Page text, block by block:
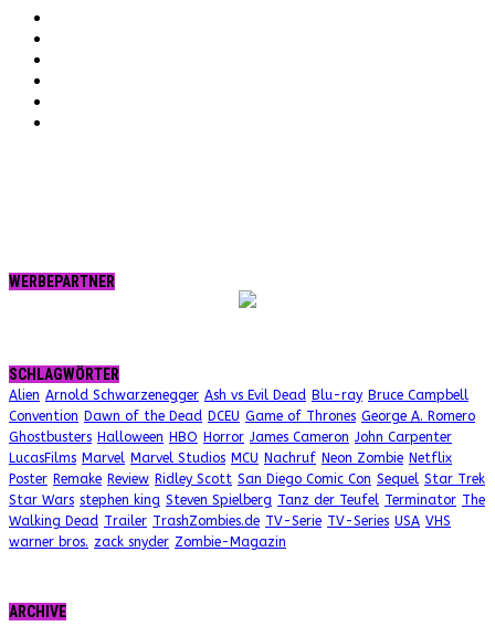
WERBEPARTNER
SCHLAGWÖRTER
Alien Arnold Schwarzenegger Ash vs Evil Dead Blu-ray Bruce Campbell
Convention Dawn of the Dead DCEU Game of Thrones George A. Romero
Ghostbusters Halloween HBO Horror James Cameron John Carpenter
LucasFilms Marvel Marvel Studios MCU Nachruf Neon Zombie Netflix
Poster Remake Review Ridley Scott San Diego Comic Con Sequel Star Trek
Star Wars stephen king Steven Spielberg Tanz der Teufel Terminator The
Walking Dead Trailer TrashZombies.de TV-Serie TV-Series USA VHS
warner bros. zack snyder Zombie-Magazin
ARCHIVE